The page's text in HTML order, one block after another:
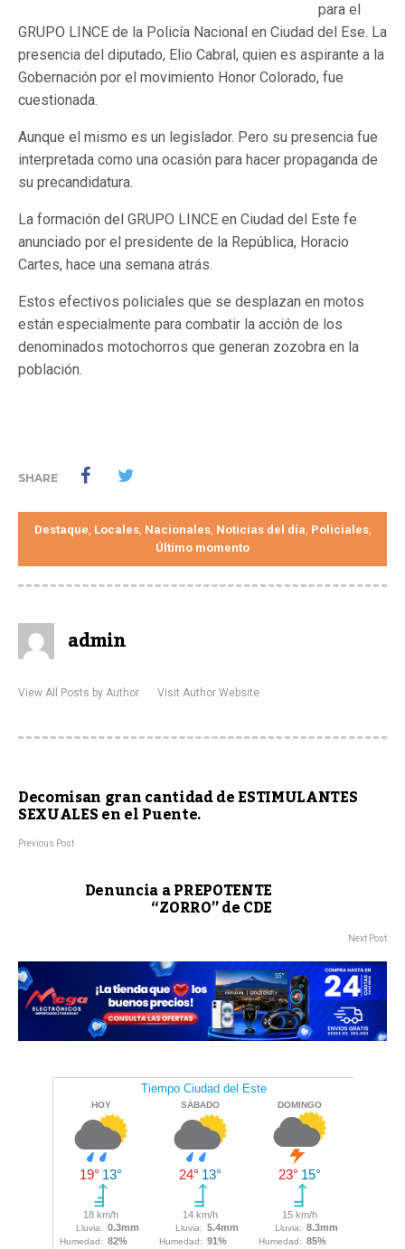
para el
GRUPO LINCE de la Policía Nacional en Ciudad del Ese. La
presencia del diputado, Elio Cabral, quien es aspirante a la
Gobernación por el movimiento Honor Colorado, fue
cuestionada.
Aunque el mismo es un legislador. Pero su presencia fue
interpretada como una ocasión para hacer propaganda de
su precandidatura.
La formación del GRUPO LINCE en Ciudad del Este fe
anunciado por el presidente de la República, Horacio
Cartes, hace una semana atrás.
Estos efectivos policiales que se desplazan en motos
están especialmente para combatir la acción de los
denominados motochorros que generan zozobra en la
población.
SHARE
Destaque, Locales, Nacionales, Noticias del día, Policiales,
Último momento
admin
View All Posts by Author Visit Author Website
Decomisan gran cantidad de ESTIMULANTES
SEXUALES en el Puente.
Previous Post
Denuncia a PREPOTENTE
“ZORRO” de CDE
Next Post